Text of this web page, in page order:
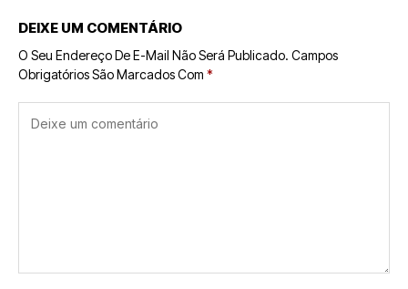
DEIXE UM COMENTÁRIO
O Seu Endereço De E-Mail Não Será Publicado. Campos
Obrigatórios São Marcados Com *